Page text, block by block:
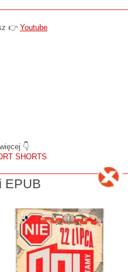
👉 Youtube
👇
SHORTS
EPUB